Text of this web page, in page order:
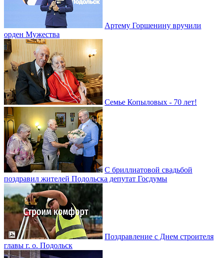
Артему Горшенину вручили
орден Мужества
Семье Копыловых - 70 лет!
С бриллиатовой свадьбой
поздравил жителей Подольска депутат Госдумы
Поздравление с Днем строителя
главы г. о. Подольск